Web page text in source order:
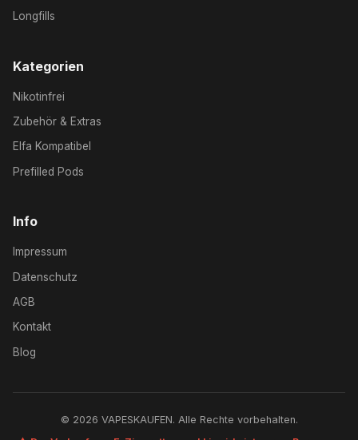
Longfills
Kategorien
Nikotinfrei
Zubehör & Extras
Elfa Kompatibel
Prefilled Pods
Info
Impressum
Datenschutz
AGB
Kontakt
Blog
© 2026 VAPESKAUFEN. Alle Rechte vorbehalten.